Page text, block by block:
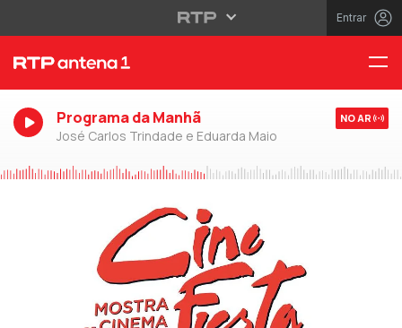
Entrar
Programa da Manhã
José Carlos Trindade e Eduarda Maio
NO AR